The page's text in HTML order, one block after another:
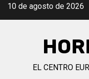
Saltar
10 de agosto de 2026
EL CENTRO